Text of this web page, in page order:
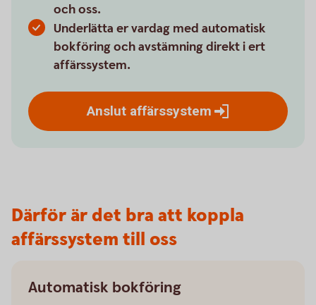
och oss.
Underlätta er vardag med automatisk
bokföring och avstämning direkt i ert
affärssystem.
Anslut affärssystem
Därför är det bra att koppla
affärssystem till oss
Automatisk bokföring